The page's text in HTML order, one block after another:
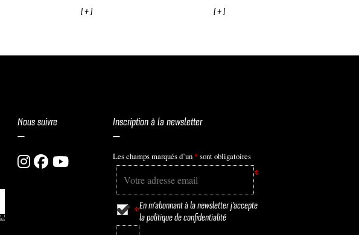
[ + ] [ + ]
Nous suivre
—
Inscription à la newsletter
—
Les champs marqués d’un *sont obligatoires
*
*En m'abonnant à la newsletter j'accepte
lapolitique de confidentialité